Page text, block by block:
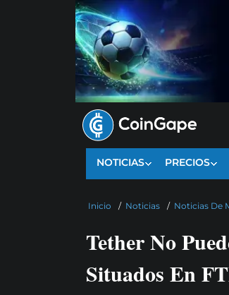
NOTICIAS PRECIOS
Inicio / Noticias / Noticias De
Tether No
Situados En